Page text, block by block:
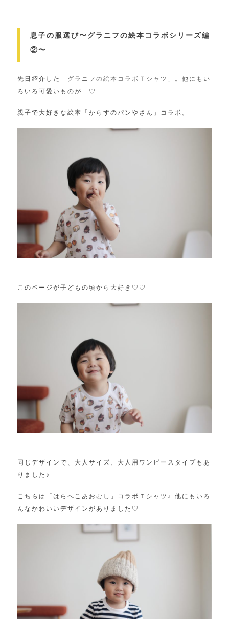
息子の服選び〜グラニフの絵本コラボシリーズ編
②〜
先日紹介した 「グラニフの絵本コラボＴシャツ」
。他にもい
ろいろ可愛いものが…♡
親子で大好きな絵本「からすのパンやさん」コラボ。
このページが子どもの頃から大好き♡♡
同じデザインで、大人サイズ、大人用ワンピースタイプもあ
りました♪
こちらは「はらぺこあおむし」コラボＴシャツ♩他にもいろ
んなかわいいデザインがありました♡